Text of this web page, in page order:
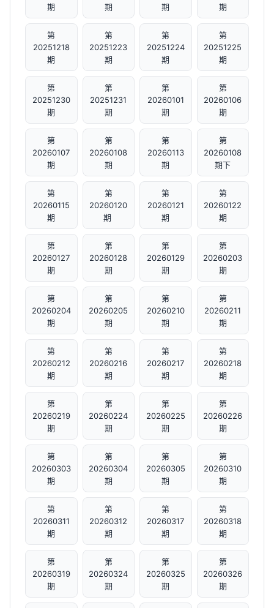
期
期
期
期
第
20251218
期
第
20251223
期
第
20251224
期
第
20251225
期
第
20251230
期
第
20251231
期
第
20260101
期
第
20260106
期
第
20260107
期
第
20260108
期
第
20260113
期
第
20260108
期下
第
20260115
期
第
20260120
期 ​
第
20260121
期
第
20260122
期
第
20260127
期
第
20260128
期
第
20260129
期
第
20260203
期
第
20260204
期
第
20260205
期
第
20260210
期
第
20260211
期
第
20260212
期
第
20260216
期
第
20260217
期
第
20260218
期
第
20260219
期
第
20260224
期
第
20260225
期
第
20260226
期
第
20260303
期
第
20260304
期
第
20260305
期
第
20260310
期
第
20260311
期
第
20260312
期
第
20260317
期
第
20260318
期
第
20260319
期
第
20260324
期
第
20260325
期
第
20260326
期